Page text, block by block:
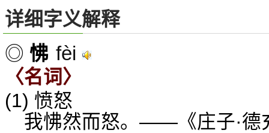
详细字义解释
◎ 怫 fèi
〈名词〉
(1) 愤怒
我怫然而怒。——《庄子·德